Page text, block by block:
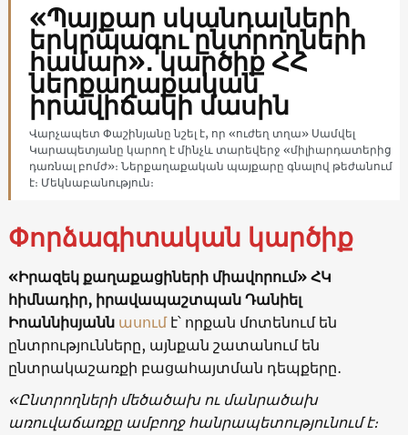
«Պայքար սկանդալների
երկրպագու ընտրողների
համար»․ կարծիք ՀՀ
ներքաղաքական
իրավիճակի մասին
Վարչապետ Փաշինյանը նշել է, որ «ուժեղ տղա» Սամվել
Կարապետյանը կարող է մինչև տարեվերջ «միլիարդատերից
դառնալ բոմժ»։ Ներքաղաքական պայքարը գնալով թեժանում
է։ Մեկնաբանություն։
Փորձագիտական կարծիք
«Իրազեկ քաղաքացիների միավորում» ՀԿ
հիմնադիր, իրավապաշտպան Դանիել
Իոաննիսյանն ասումէ՝ որքան մոտենում են
ընտրությունները, այնքան շատանում են
ընտրակաշառքի բացահայտման դեպքերը․
«Ընտրողների մեծածախ ու մանրածախ
առուվաճառքը ամբողջ հանրապետությունում է։